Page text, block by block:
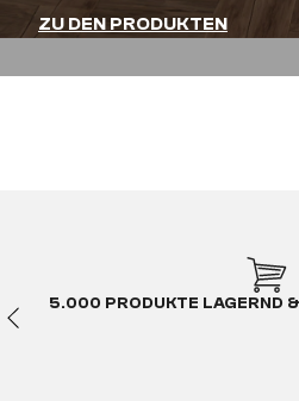
ZU DEN PRODUKTEN
5.000 PRODUKTE LAGERND